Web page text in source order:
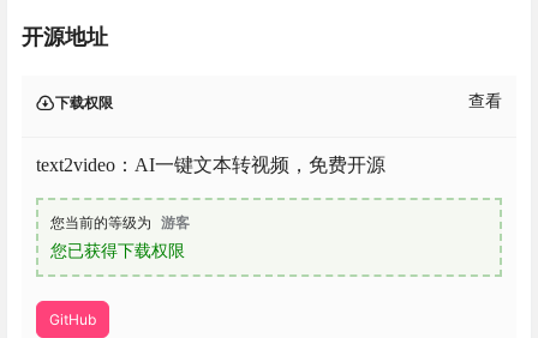
开源地址
下载权限 查看
text2video：AI一键文本转视频，免费开源
您当前的等级为 游客
您已获得下载权限
GitHub